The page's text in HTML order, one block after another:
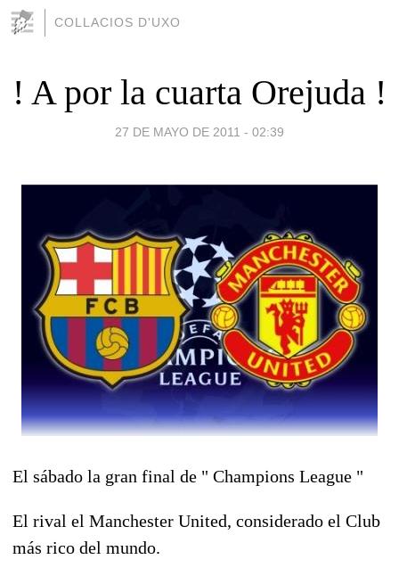
COLLACIOS D'UXO
! A por la cuarta Orejuda !
27 DE MAYO DE 2011 - 02:39
El sábado la gran final de " Champions League "
El rival el Manchester United, considerado el Club
más rico del mundo.